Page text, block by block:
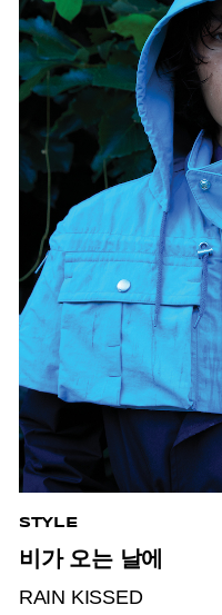
STYLE
비가 오는 날에
RAIN KISSED